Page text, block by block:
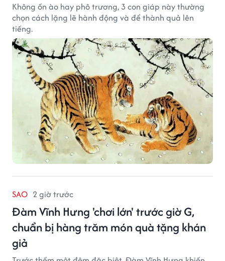
Không ồn ào hay phô trương, 3 con giáp này thường
chọn cách lặng lẽ hành động và để thành quả lên
tiếng.
SAO 2 giờ trước
Đàm Vĩnh Hưng 'chơi lớn' trước giờ G,
chuẩn bị hàng trăm món quà tặng khán
giả